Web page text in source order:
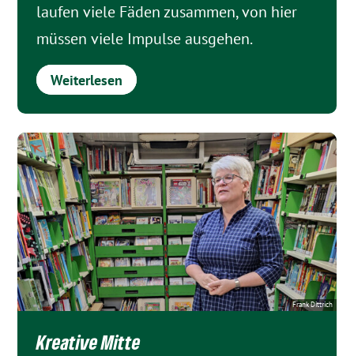
laufen viele Fäden zusammen, von hier
müssen viele Impulse ausgehen.
Weiterlesen
Frank Dittrich
Kreative Mitte